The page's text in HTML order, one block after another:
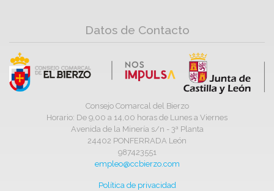
Datos de Contacto
Consejo Comarcal del Bierzo
Horario: De 9,00 a 14,00 horas de Lunes a Viernes
Avenida de la Minería s/n - 3ª Planta
24402 PONFERRADA León
987423551
empleo@ccbierzo.com
Política de privacidad